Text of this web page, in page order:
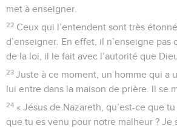
met à enseigner.
22 Ceux qui l’entendent sont très
d’enseigner. En effet, il n’enseigne pas
de la loi, il le fait avec l’autorité que
23 Juste à ce moment, un homme qui a
lui entre dans la maison de prière. Il se
24 « Jésus de Nazareth, qu’est-ce que
que tu es venu pour notre malheur ? Je